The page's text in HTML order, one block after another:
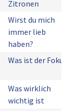
Zitronen
Wirst du mich
immer lieb
haben?
Was ist der
Was wirklich
wichtig ist